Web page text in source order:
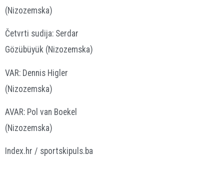
(Nizozemska)
Četvrti sudija: Serdar
Gözübüyük (Nizozemska)
VAR: Dennis Higler
(Nizozemska)
AVAR: Pol van Boekel
(Nizozemska)
Index.hr / sportskipuls.ba